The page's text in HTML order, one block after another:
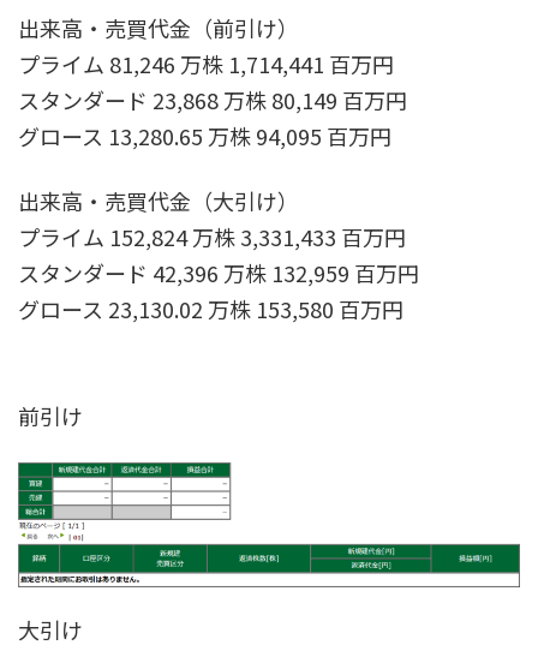
出来高・売買代金（前引け）
プライム 81,246 万株 1,714,441 百万円
スタンダード 23,868 万株 80,149 百万円
グロース 13,280.65 万株 94,095 百万円
出来高・売買代金（大引け）
プライム 152,824 万株 3,331,433 百万円
スタンダード 42,396 万株 132,959 百万円
グロース 23,130.02 万株 153,580 百万円
前引け
大引け